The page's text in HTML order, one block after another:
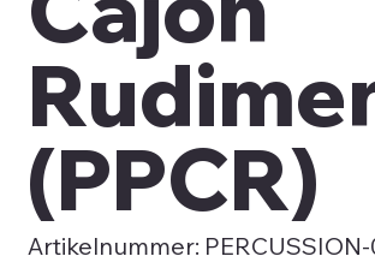
(PPCR)
Artikelnummer:
Artikelnummer:
PERCUSSION-